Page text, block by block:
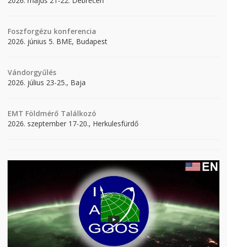
Foszforgézu konferencia
2026. június 5. BME, Budapest
Vándorgyűlés
2026. július 23-25., Baja
EMT Földmérő Találkozó
2026. szeptember 17-20., Herkulesfürdő